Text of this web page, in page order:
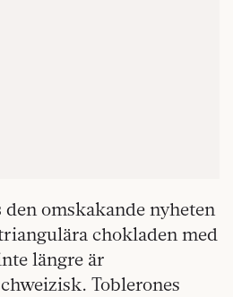
den omskakande nyheten
chokladen med
längre är
Toblerones